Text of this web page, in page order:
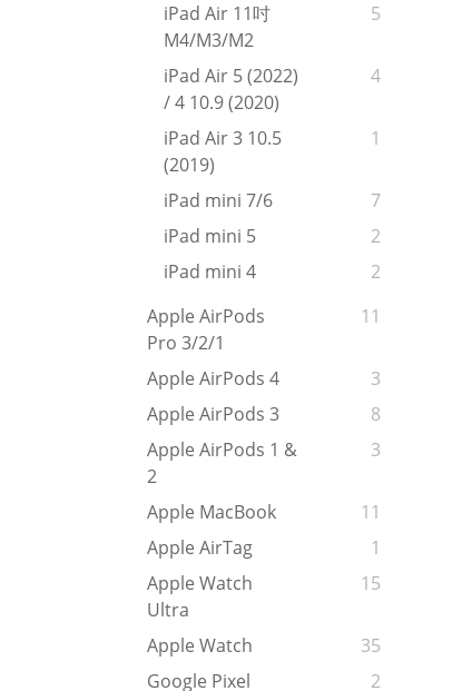
iPad Air 11吋
M4/M3/M2
5
iPad Air 5 (2022)
/ 4 10.9 (2020)
4
iPad Air 3 10.5
(2019)
1
iPad mini 7/6
7
iPad mini 5
2
iPad mini 4
2
Apple AirPods
Pro 3/2/1
11
Apple AirPods 4
3
Apple AirPods 3
8
Apple AirPods 1 &
2
3
Apple MacBook
11
Apple AirTag
1
Apple Watch
Ultra
15
Apple Watch
35
Google Pixel
2